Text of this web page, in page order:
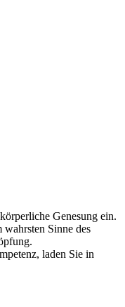
Genesung ein.
Sinne des
laden Sie in